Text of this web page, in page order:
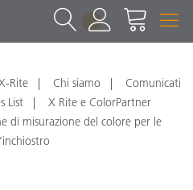
1
Rite Chi siamo
Comunicati
List
X Rite e ColorPartner
di misurazione del colore per le